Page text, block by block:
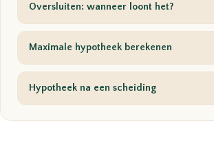
Oversluiten: wanneer loont het?
Maximale hypotheek berekenen
Hypotheek na een scheiding